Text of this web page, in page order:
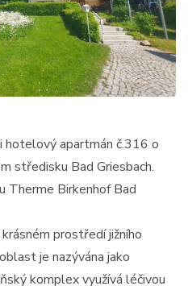
hotelový apartmán č.316 o
středisku Bad Griesbach.
Therme Birkenhof Bad
prostředí jižního
je nazývána jako
komplex využívá léčivou